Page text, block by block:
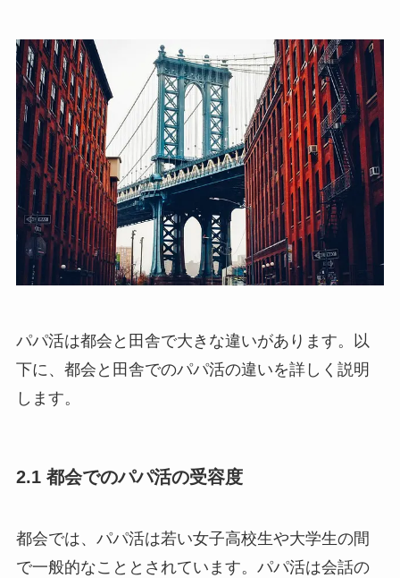
パパ活は都会と田舎で大きな違いがあります。以
下に、都会と田舎でのパパ活の違いを詳しく説明
します。
2.1 都会でのパパ活の受容度
都会では、パパ活は若い女子高校生や大学生の間
で一般的なこととされています。パパ活は会話の